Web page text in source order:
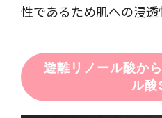
性であるため肌への浸透
遊離リノール酸か
ル酸